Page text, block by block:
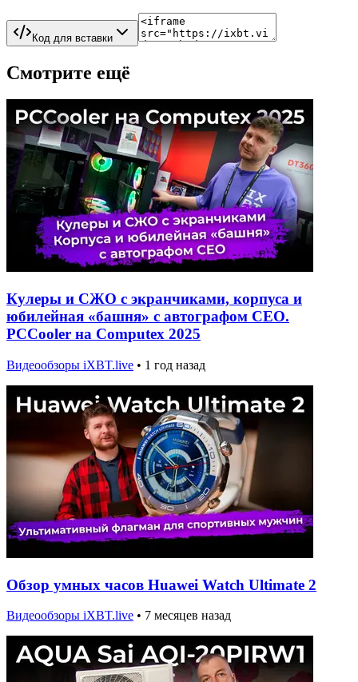
Код для вставки
Смотрите ещё
Кулеры и СЖО с экранчиками, корпуса и
юбилейная «башня» с автографом CEO.
PCCooler на Computex 2025
Видеообзоры iXBT.live • 1 год назад
Обзор умных часов Huawei Watch Ultimate 2
Видеообзоры iXBT.live • 7 месяцев назад